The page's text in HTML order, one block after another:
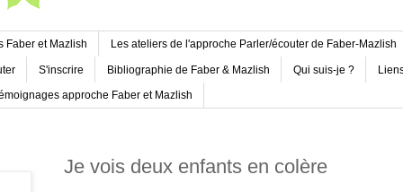
Faber et Mazlish Les ateliers de l'approche Parler/écouter de Faber-Mazlish
S'inscrire Bibliographie de Faber & Mazlish Qui suis-je ?
approche Faber et Mazlish
Je vois deux enfants en colère